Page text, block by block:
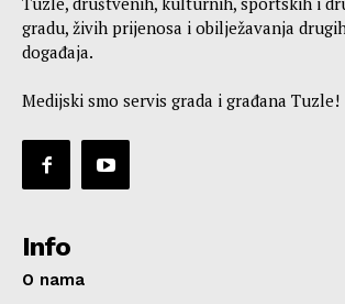
gradu, živih prijenosa i obilježavanja
događaja.
Medijski smo servis grada i građana Tuzle!
Info
O nama